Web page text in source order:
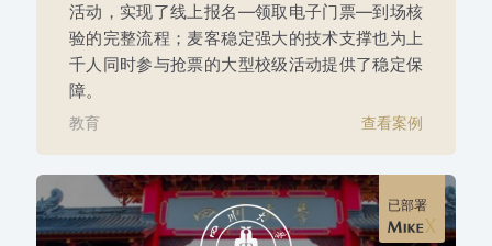
活动，实现了线上报名—领取电子门票—到场核
验的完整流程；麦客稳定强大的技术支撑也为上
千人同时参与抢票的大型校级活动提供了稳定保
障。
教育 查看案例
已部署